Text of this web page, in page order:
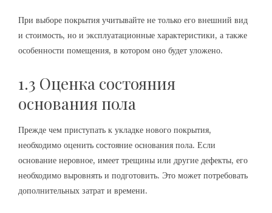
При выборе покрытия учитывайте не только его внешний вид
и стоимость, но и эксплуатационные характеристики, а также
особенности помещения, в котором оно будет уложено.
1.3 Оценка состояния
основания пола
Прежде чем приступать к укладке нового покрытия,
необходимо оценить состояние основания пола. Если
основание неровное, имеет трещины или другие дефекты, его
необходимо выровнять и подготовить. Это может потребовать
дополнительных затрат и времени.